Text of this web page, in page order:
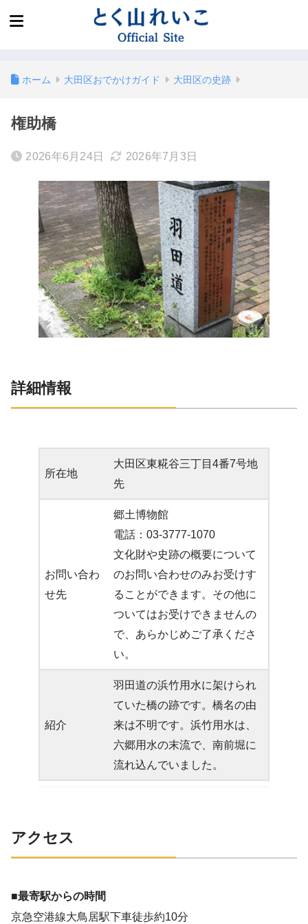
ホーム 大田区おでかけガイド 大田区の史跡
権助橋
2026年6月24日 2026年7月3日
詳細情報
所在地
大田区東糀谷三丁目4番7号地
先
お問い合わ
せ先
郷土博物館
電話：03-3777-1070
文化財や史跡の概要について
のお問い合わせのみお受けす
ることができます。その他に
ついてはお受けできませんの
で、あらかじめご了承くださ
い。
紹介
羽田道の浜竹用水に架けられ
ていた橋の跡です。橋名の由
来は不明です。浜竹用水は、
六郷用水の末流で、南前堀に
流れ込んでいました。
アクセス
■最寄駅からの時間
京急空港線大鳥居駅下車徒歩約10分